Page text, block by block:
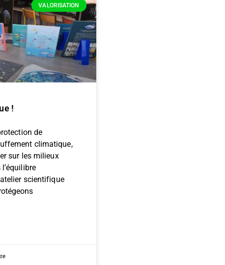
VALORISATION
!
de
climatique,
sur les milieux
scientifique